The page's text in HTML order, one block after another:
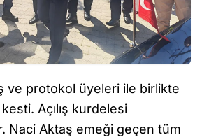
ve protokol üyeleri ile birlikte
Açılış kurdelesi
Naci Aktaş emeği geçen tüm